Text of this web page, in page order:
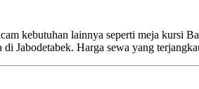
kebutuhan lainnya seperti meja kursi
di Jabodetabek. Harga sewa yang